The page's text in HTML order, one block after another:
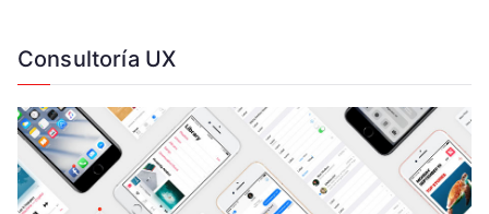
Consultoría UX